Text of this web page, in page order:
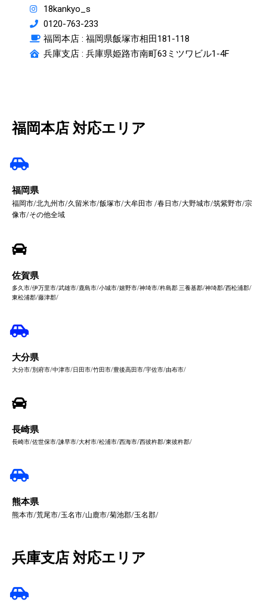
18kankyo_s
0120-763-233
福岡本店 : 福岡県飯塚市相田181-118
兵庫支店 : 兵庫県姫路市南町63ミツワビル1-4F
福岡本店 対応エリア
福岡県
福岡市/北九州市/久留米市/飯塚市/大牟田市 /春日市/大野城市/筑紫野市/宗
像市/その他全域
佐賀県
多久市/伊万里市/武雄市/鹿島市/小城市/嬉野市/神埼市/杵島郡 三養基郡/神埼郡/西松浦郡/
東松浦郡/藤津郡/
大分県
大分市/別府市/中津市/日田市/竹田市/豊後高田市/宇佐市/由布市/
長崎県
長崎市/佐世保市/諫早市/大村市/松浦市/西海市/西彼杵郡/東彼杵郡/
熊本県
熊本市/荒尾市/玉名市/山鹿市/菊池郡/玉名郡/
兵庫支店 対応エリア